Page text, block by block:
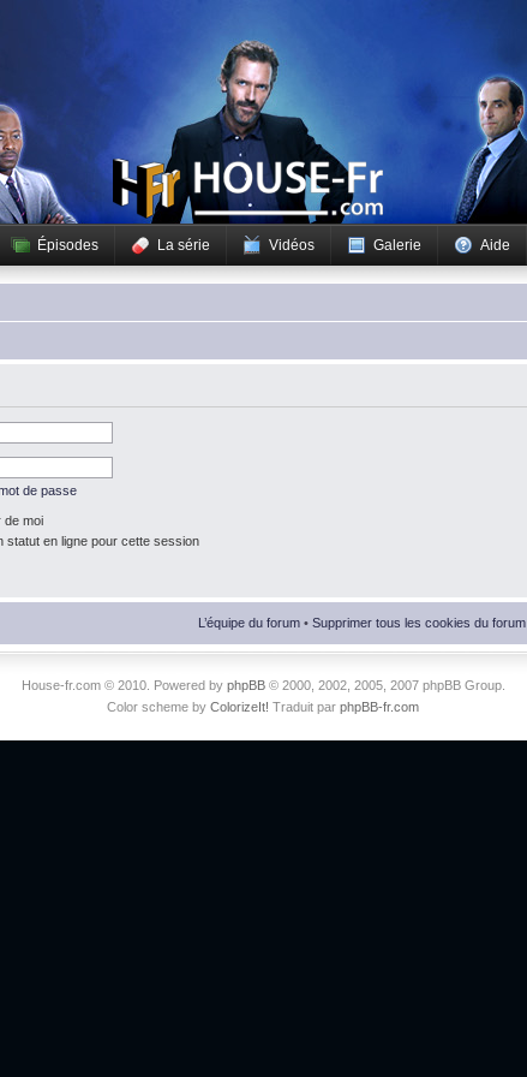
Épisodes La série Vidéos Galerie Aide
de passe
de moi
statut en ligne pour cette session
L’équipe du forum • Supprimer tous les cookies du forum
House-fr.com © 2010. Powered by phpBB© 2000, 2002, 2005, 2007 phpBB Group.
Color scheme by ColorizeIt! Traduit par phpBB-fr.com